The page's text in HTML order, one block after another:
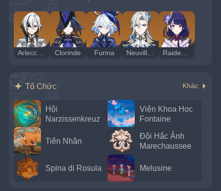
Arlecchino Clorinde Furina
Tổ Chức Khác
Hội
Narzissenkreuz
Viện Khoa Học
Fontaine
Tiên Nhân
Đội Hắc Ảnh
Marechaussee
Spina di Rosula Melusine